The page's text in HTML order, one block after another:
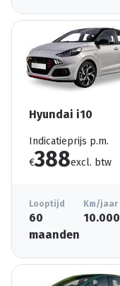
Hyundai i10
Indicatieprijs p.m.
€388excl. btw
Looptijd
60
maanden
Km/jaar
10.000